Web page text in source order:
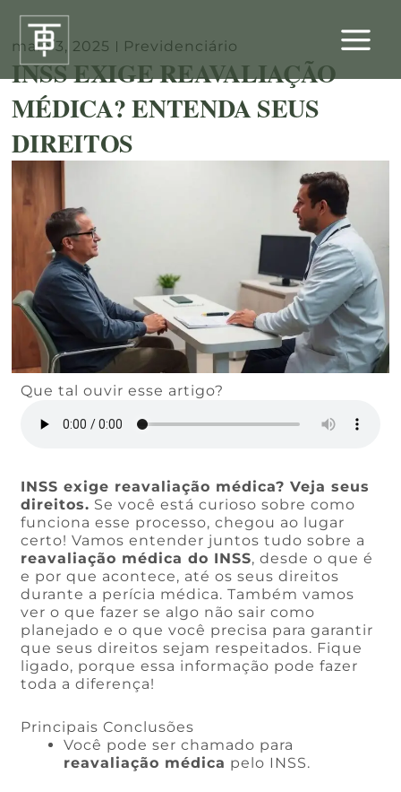
conteúdo
maio 3, 2025 Previdenciário
INSS EXIGE REAVALIAÇÃO
MÉDICA? ENTENDA SEUS
DIREITOS
Que tal ouvir esse artigo?
INSS exige reavaliação médica? Veja seus
direitos. Se você está curioso sobre como
funciona esse processo, chegou ao lugar
certo! Vamos entender juntos tudo sobre a
reavaliação médica do INSS, desde o que é
e por que acontece, até os seus direitos
durante a perícia médica. Também vamos
ver o que fazer se algo não sair como
planejado e o que você precisa para garantir
que seus direitos sejam respeitados. Fique
ligado, porque essa informação pode fazer
toda a diferença!
Principais Conclusões
Você pode ser chamado para
reavaliação médica pelo INSS.